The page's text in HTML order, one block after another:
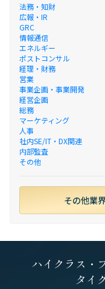
法務・知財
広報・IR
GRC
情報通信
エネルギー
ポストコンサル
経理・財務
営業
事業企画・事業開発
経営企画
総務
マーケティング
人事
社内SE/IT・DX関連
内部監査
その他
その他業
ハイクラス・
タイ